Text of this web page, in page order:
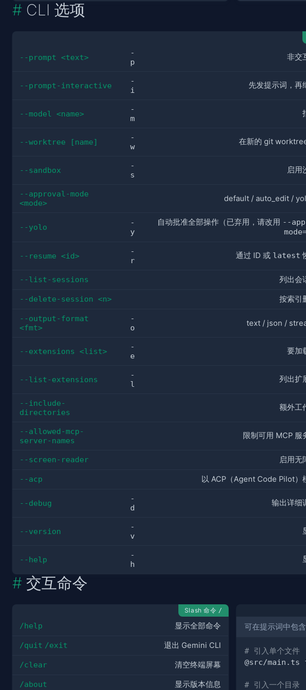
CLI 选项
--prompt <text>
-
p
非交
--prompt-interactive
-
i
先发提示词，再
--model <name>
-
m
--worktree [name]
-
w
在新的 git
--sandbox
-
s
启用
--approval-mode
<mode>
default / auto_edit /
--yolo
-
y
自动批准全部操作（已弃用，请改用 --
--resume <id>
-
r
通过 ID 或 latest
--list-sessions 列出会
--delete-session <n> 按索引
--output-format
<fmt>
-
o
text / json /
--extensions <list>
-
e
要加
--list-extensions
-
l
列出扩
--include-
directories
额外工
--allowed-mcp-
server-names
限制可用 MCP 服
--screen-reader 启用无
--acp 以 ACP（Agent Code Pilot）
--debug
-
d
输出详细
--version
-
v
--help
-
h
交互命令
Slash 命令 /
/help 显示全部命令
/quit /exit 退出 Gemini CLI
/clear 清空终端屏幕
/about 显示版本信息
可在提示词中包
# 引入单个文件
@src/
# 引入一个目录